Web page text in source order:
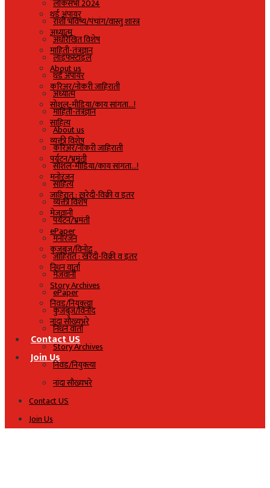
थर्ड अंपायर
अध्यात्म
माहिती-तंत्रज्ञान
About us
करिअर/नोकरी जाहिराती
सोशल-मीडिया/काय सांगता…!
साहित्य
व्यक्ती विशेष
पर्यटन/भ्रमंती
मनोरंजन
जाहिरात : खरेदी-विक्री व इतर
मेजवानी
ePaper
कुजबुज/विनोद
निधन वार्ता
Story Archives
निवड/नियुक्त्या
नांदा सौख्यभरे
Contact US
Join Us
लोकसभा 2024
राशी भविष्य/पंचांग/वास्तु शास्त्र
अधोरेखित विशेष
लाइफस्टाइल
थर्ड अंपायर
अध्यात्म
माहिती-तंत्रज्ञान
About us
करिअर/नोकरी जाहिराती
सोशल-मीडिया/काय सांगता…!
साहित्य
व्यक्ती विशेष
पर्यटन/भ्रमंती
मनोरंजन
जाहिरात : खरेदी-विक्री व इतर
मेजवानी
ePaper
कुजबुज/विनोद
निधन वार्ता
Story Archives
निवड/नियुक्त्या
नांदा सौख्यभरे
Contact US
Join Us